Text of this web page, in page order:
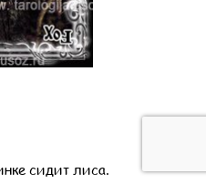
сидит лиса.